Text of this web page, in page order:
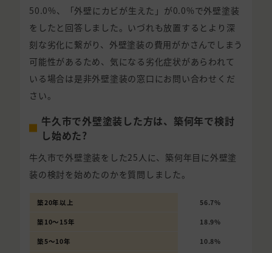
50.0%、「外壁にカビが生えた」が0.0%で外壁塗装
をしたと回答しました。いづれも放置するとより深
刻な劣化に繋がり、外壁塗装の費用がかさんでしまう
可能性があるため、気になる劣化症状があらわれて
いる場合は是非外壁塗装の窓口にお問い合わせくだ
さい。
牛久市で外壁塗装した方は、築何年で検討
し始めた?
牛久市で外壁塗装をした25人に、築何年目に外壁塗
装の検討を始めたのかを質問しました。
築20年以上 56.7%
築10〜15年 18.9%
築5〜10年 10.8%